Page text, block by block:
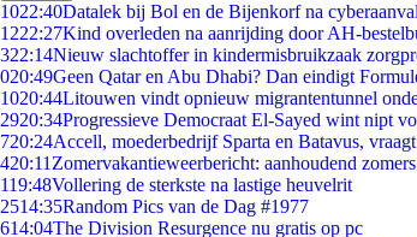
1022:40Datalek bij Bol en de Bijenkorf na
1222:27Kind overleden na aanrijding door AH-
322:14Nieuw slachtoffer in kindermisbruikzaak
020:49Geen Qatar en Abu Dhabi? Dan eindigt
1020:44Litouwen vindt opnieuw migrantentunnel
2920:34Progressieve Democraat El-Sayed wint nipt
720:24Accell, moederbedrijf Sparta en Batavus,
420:11 Zomervakantieweerbericht: aanhoudend zomers
119:48Vollering de sterkste na lastige heuvelrit
2514:35Random Pics van de Dag #1977
614:04The Division Resurgence nu gratis op pc